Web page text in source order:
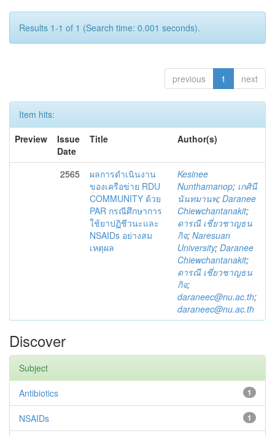
Results 1-1 of 1 (Search time: 0.001 seconds).
previous 1 next
Item hits:
Preview
Issue
Date
Title Author(s)
2565
ผลการดำเนินงาน
ของเครือข่าย RDU
COMMUNITY ด้วย
PAR กรณีศึกษาการ
ใช้ยาปฏิชีวนะและ
NSAIDs อย่างสม
เหตุผล
Kesinee
Nunthamanop; เกศินี
นันทมานพ; Daranee
Chiewchantanakit;
ดารณี เชี่ยวชาญธน
กิจ; Naresuan
University; Daranee
Chiewchantanakit;
ดารณี เชี่ยวชาญธน
กิจ;
daraneec@nu.ac.th;
daraneec@nu.ac.th
Discover
Subject
1
Antibiotics
1
NSAIDs